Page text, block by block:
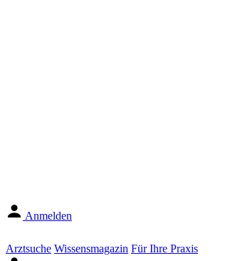
Anmelden
Arztsuche Wissensmagazin Für Ihre Praxis